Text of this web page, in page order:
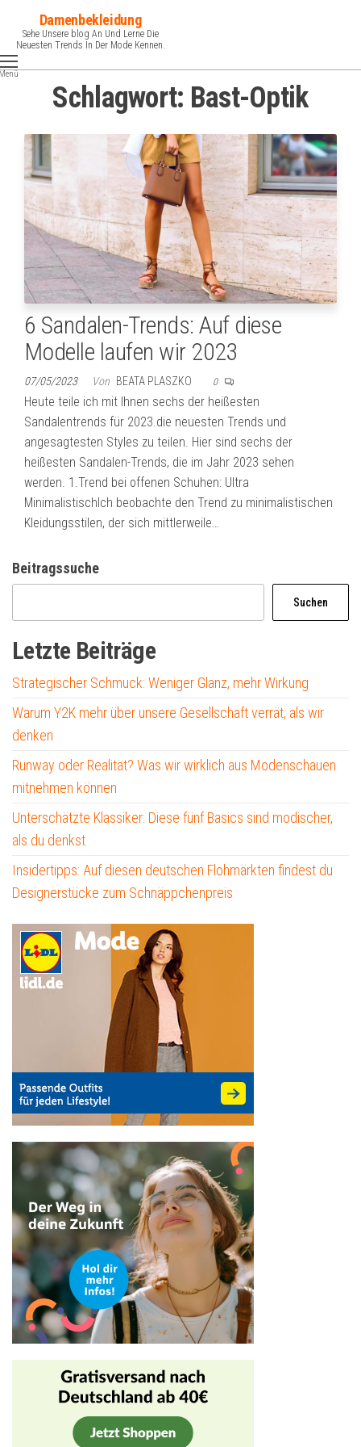
Inhalt
springen
Damenbekleidung
Sehe Unsere blog An Und Lerne Die
Neuesten Trends In Der Mode Kennen.
Schlagwort: Bast-Optik
6 Sandalen-Trends: Auf diese
Modelle laufen wir 2023
07/05/2023 Von BEATA PLASZKO 0
Heute teile ich mit Ihnen sechs der heißesten
Sandalentrends für 2023.die neuesten Trends und
angesagtesten Styles zu teilen. Hier sind sechs der
heißesten Sandalen-Trends, die im Jahr 2023 sehen
werden. 1.Trend bei offenen Schuhen: Ultra
MinimalistischIch beobachte den Trend zu minimalistischen
Kleidungsstilen, der sich mittlerweile…
Beitragssuche
Suchen
Letzte Beiträge
Strategischer Schmuck: Weniger Glanz, mehr Wirkung
Warum Y2K mehr über unsere Gesellschaft verrät, als wir
denken
Runway oder Realität? Was wir wirklich aus Modenschauen
mitnehmen können
Unterschätzte Klassiker: Diese fünf Basics sind modischer,
als du denkst
Insidertipps: Auf diesen deutschen Flohmärkten findest du
Designerstücke zum Schnäppchenpreis